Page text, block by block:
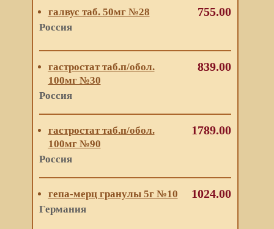
галвус таб. 50мг №28
Россия
755.00
гастростат таб.п/обол.
100мг №30
Россия
839.00
гастростат таб.п/обол.
100мг №90
Россия
1789.00
гепа-мерц гранулы 5г №10
Германия
1024.00